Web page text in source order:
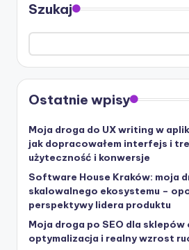
Szukaj
Ostatnie wpisy
Moja droga do UX writing w
jak dopracowałem interfejs i
użyteczność i konwersje
Software House Kraków: moja
skalowalnego ekosystemu –
perspektywy lidera produktu
Moja droga po SEO dla
optymalizacja i realny wzrost